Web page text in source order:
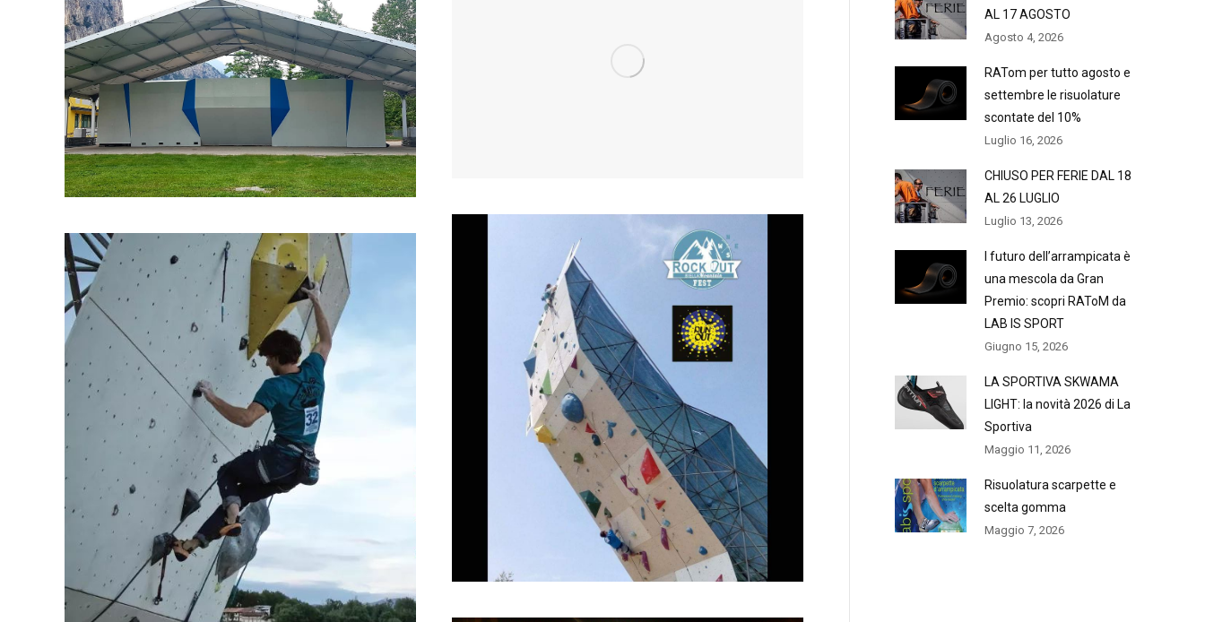
AL 17 AGOSTO
Agosto 4, 2026
RATom per tutto agosto e
settembre le risuolature
scontate del 10%
Luglio 16, 2026
CHIUSO PER FERIE DAL 18
AL 26 LUGLIO
Luglio 13, 2026
l futuro dell’arrampicata è
una mescola da Gran
Premio: scopri RAToM da
LAB IS SPORT
Giugno 15, 2026
LA SPORTIVA SKWAMA
LIGHT: la novità 2026 di La
Sportiva
Maggio 11, 2026
Risuolatura scarpette e
scelta gomma
Maggio 7, 2026